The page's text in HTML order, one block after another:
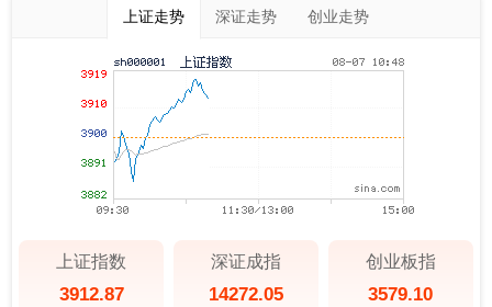
上证走势 深证走势 创业走势
上证指数
3912.87
深证成指
14272.05
创业板指
3579.10